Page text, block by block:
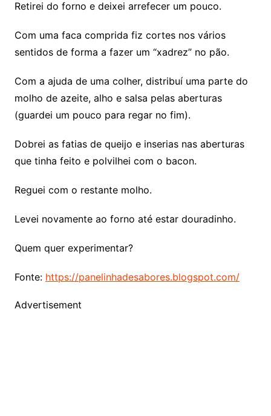
Retirei do forno e deixei arrefecer um pouco.
Com uma faca comprida fiz cortes nos vários
sentidos de forma a fazer um “xadrez” no pão.
Com a ajuda de uma colher, distribuí uma parte do
molho de azeite, alho e salsa pelas aberturas
(guardei um pouco para regar no fim).
Dobrei as fatias de queijo e inserias nas aberturas
que tinha feito e polvilhei com o bacon.
Reguei com o restante molho.
Levei novamente ao forno até estar douradinho.
Quem quer experimentar?
Fonte: https://panelinhadesabores.blogspot.com/
Advertisement